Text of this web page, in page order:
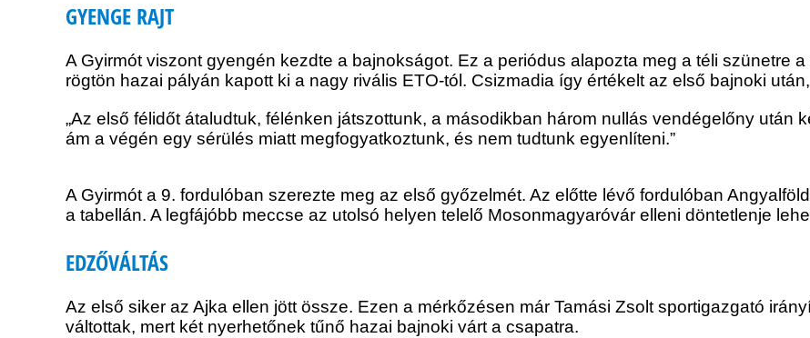
GYENGE RAJT
A Gyirmót viszont gyengén kezdte a bajnokságot. Ez a periódus alapozta meg a téli szünetre
rögtön hazai pályán kapott ki a nagy rivális ETO-tól. Csizmadia így értékelt az első bajnoki
„Az első félidőt átaludtuk, félénken játszottunk, a másodikban három nullás vendégelőny után
ám a végén egy sérülés miatt megfogyatkoztunk, és nem tudtunk egyenlíteni.”
A Gyirmót a 9. fordulóban szerezte meg az első győzelmét. Az előtte lévő fordulóban
a tabellán. A legfájóbb meccse az utolsó helyen telelő Mosonmagyaróvár elleni döntetlenje
EDZŐVÁLTÁS
Az első siker az Ajka ellen jött össze. Ezen a mérkőzésen már Tamási Zsolt sportigazgató
váltottak, mert két nyerhetőnek tűnő hazai bajnoki várt a csapatra.